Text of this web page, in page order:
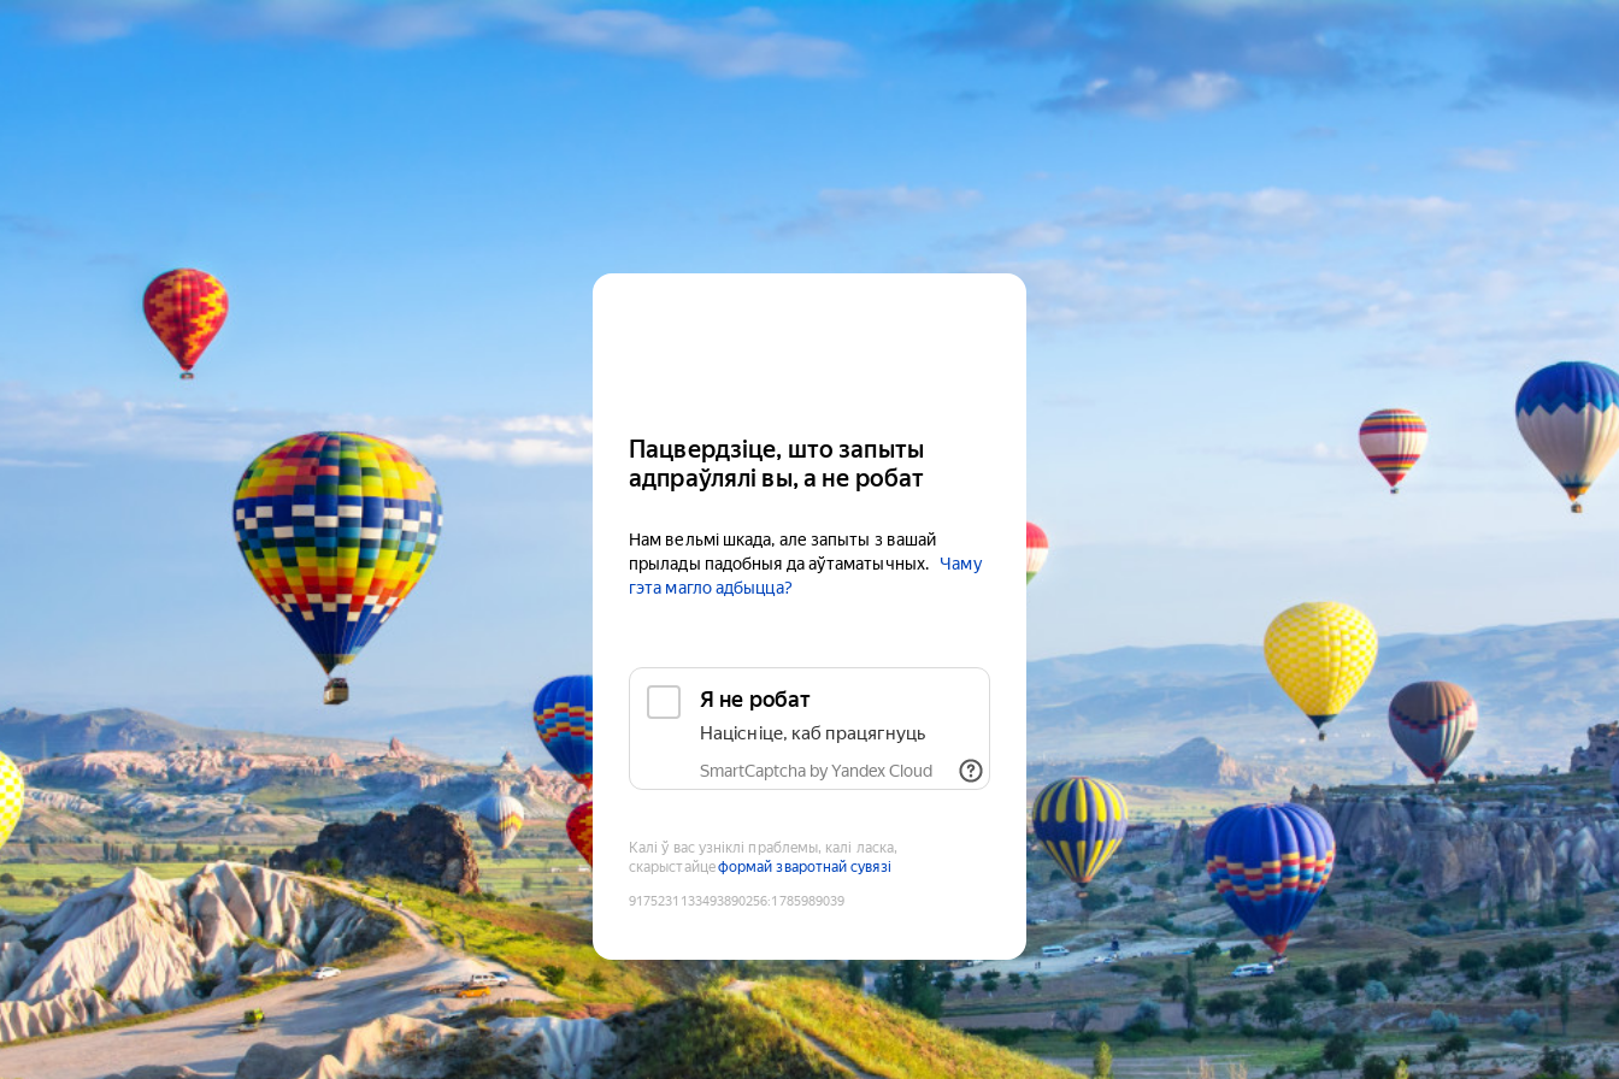
Пацвердзіце, што запыты
адпраўлялі вы, а не робат
Нам вельмі шкада, але запыты з вашай
прылады падобныя да аўтаматычных.
Чаму
гэта магло адбыцца?
Я не робат
Націсніце, каб працягнуць
SmartCaptcha by Yandex Cloud
Калі ў вас узніклі праблемы, калі ласка,
скарыстайцеформай зваротнай сувязі
9175231133493890256:1785989039